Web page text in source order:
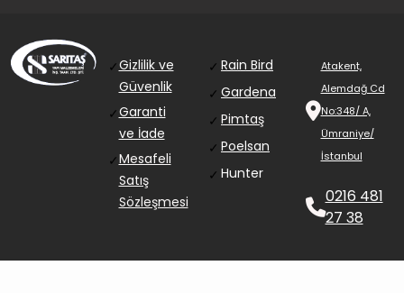
✓Gizlilik ve
Güvenlik
✓Garanti
ve İade
✓Mesafeli
Satış
Sözleşmesi
✓ Rain Bird
✓ Gardena
✓ Pimtaş
✓ Poelsan
✓ Hunter
Atakent,
Alemdağ Cd
No:348/ A,
Ümraniye/
İstanbul
0216 481
27 38